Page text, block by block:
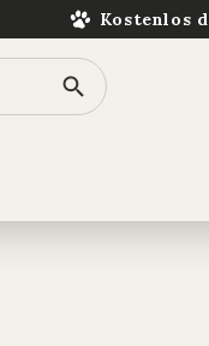
Kostenlos